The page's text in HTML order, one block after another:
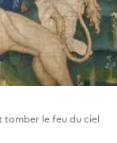
tomber le feu du ciel